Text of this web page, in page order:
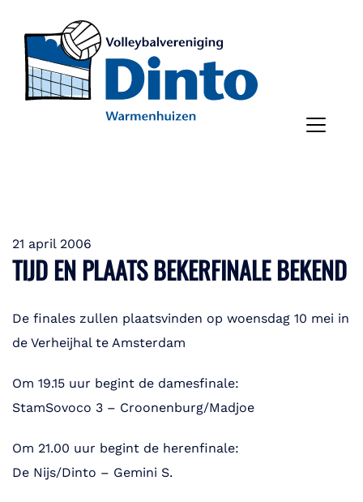
21 april 2006
TIJD EN PLAATS BEKERFINALE BEKEND
De finales zullen plaatsvinden op woensdag 10 mei in
de Verheijhal te Amsterdam
Om 19.15 uur begint de damesfinale:
StamSovoco 3 – Croonenburg/Madjoe
Om 21.00 uur begint de herenfinale:
De Nijs/Dinto – Gemini S.